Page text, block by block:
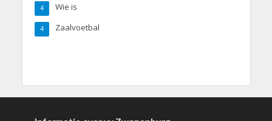
Wie is
4
Zaalvoetbal
4